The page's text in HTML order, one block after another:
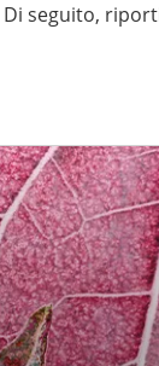
seguito,